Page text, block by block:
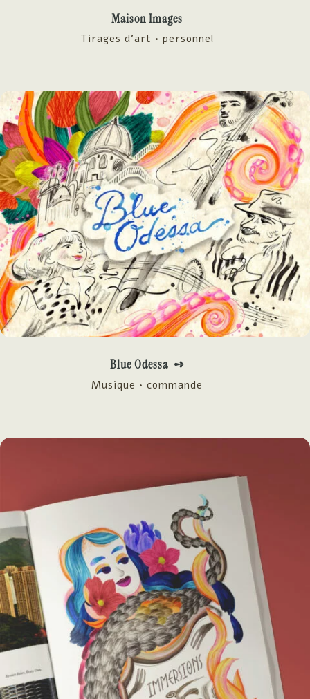
Maison Images
Tirages d'art • personnel
Blue Odessa ➺
Musique • commande